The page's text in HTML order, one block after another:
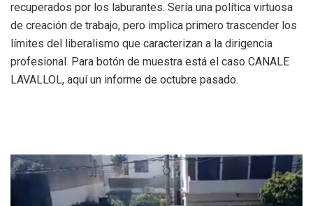
recuperados por los laburantes. Sería una política virtuosa
de creación de trabajo, pero implica primero trascender los
límites del liberalismo que caracterizan a la dirigencia
profesional. Para botón de muestra está el caso CANALE
LAVALLOL, aquí un informe de octubre pasado.